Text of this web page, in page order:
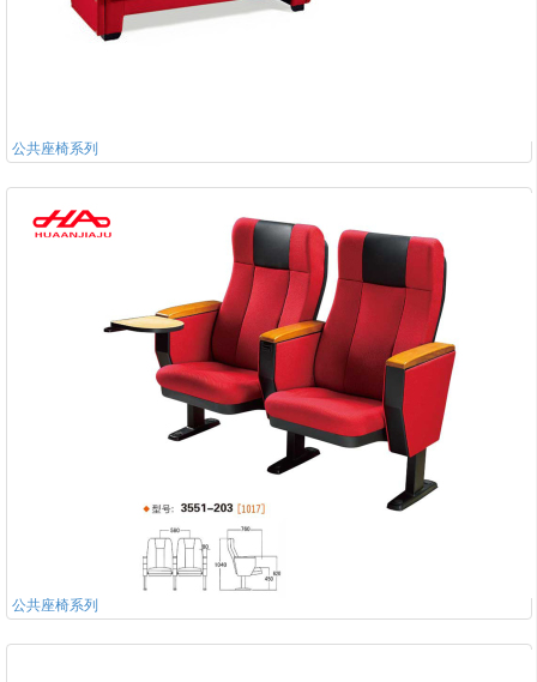
公共座椅系列
公共座椅系列